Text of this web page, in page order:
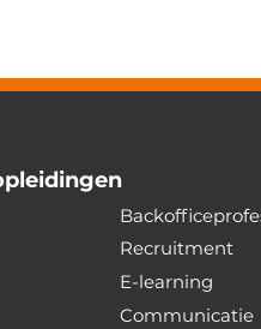
Recruitment
E-learning
Communicatie